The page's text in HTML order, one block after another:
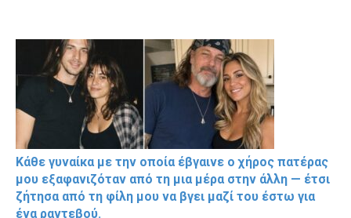
Κάθε γυναίκα με την οποία έβγαινε ο χήρος πατέρας
μου εξαφανιζόταν από τη μια μέρα στην άλλη — έτσι
ζήτησα από τη φίλη μου να βγει μαζί του έστω για
ένα ραντεβού.